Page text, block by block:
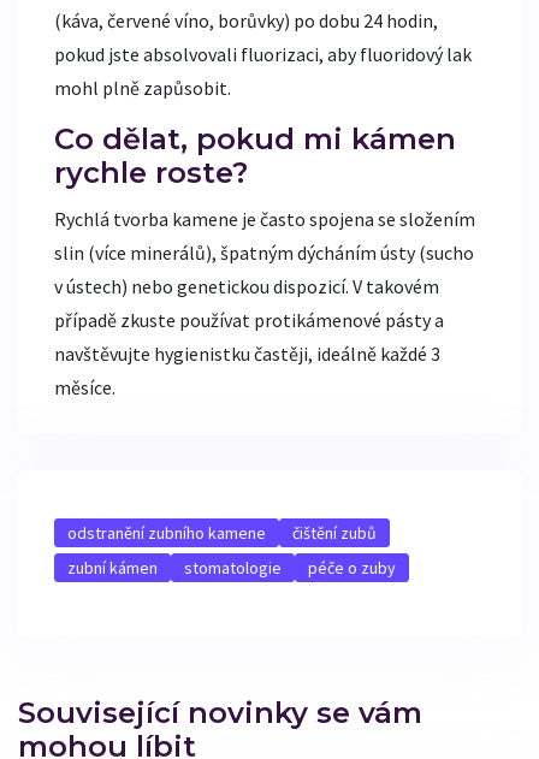
(káva, červené víno, borůvky) po dobu 24 hodin,
pokud jste absolvovali fluorizaci, aby fluoridový lak
mohl plně zapůsobit.
Co dělat, pokud mi kámen
rychle roste?
Rychlá tvorba kamene je často spojena se složením
slin (více minerálů), špatným dýcháním ústy (sucho
v ústech) nebo genetickou dispozicí. V takovém
případě zkuste používat protikámenové pásty a
navštěvujte hygienistku častěji, ideálně každé 3
měsíce.
odstranění zubního kamene
čištění zubů
zubní kámen
stomatologie péče o zuby
Související novinky se vám
mohou líbit